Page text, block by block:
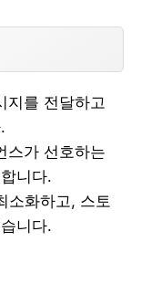
지를 전달하고
스가 선호하는
니다.
소화하고, 스토
니다.